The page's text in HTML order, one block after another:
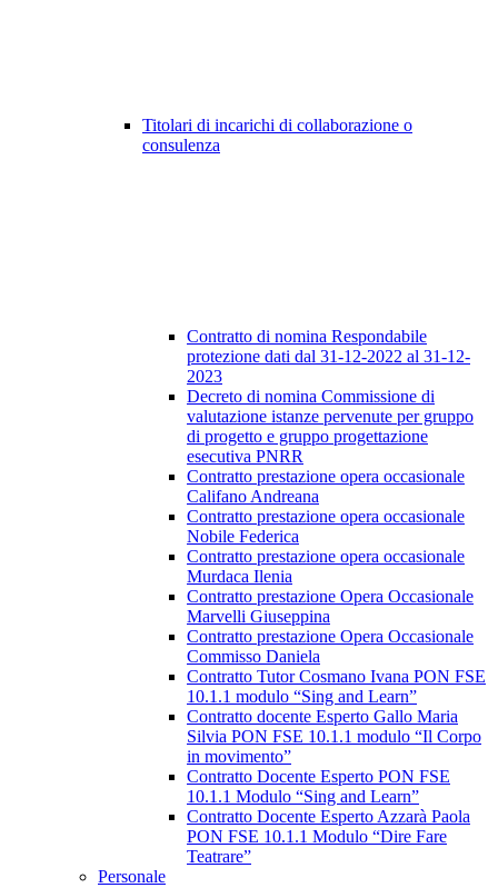
Titolari di incarichi di collaborazione o
consulenza
Contratto di nomina Respondabile
protezione dati dal 31-12-2022 al 31-12-
2023
Decreto di nomina Commissione di
valutazione istanze pervenute per gruppo
di progetto e gruppo progettazione
esecutiva PNRR
Contratto prestazione opera occasionale
Califano Andreana
Contratto prestazione opera occasionale
Nobile Federica
Contratto prestazione opera occasionale
Murdaca Ilenia
Contratto prestazione Opera Occasionale
Marvelli Giuseppina
Contratto prestazione Opera Occasionale
Commisso Daniela
Contratto Tutor Cosmano Ivana PON FSE
10.1.1 modulo “Sing and Learn”
Contratto docente Esperto Gallo Maria
Silvia PON FSE 10.1.1 modulo “Il Corpo
in movimento”
Contratto Docente Esperto PON FSE
10.1.1 Modulo “Sing and Learn”
Contratto Docente Esperto Azzarà Paola
PON FSE 10.1.1 Modulo “Dire Fare
Teatrare”
Personale